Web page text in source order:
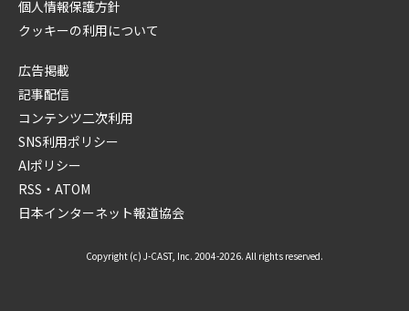
個人情報保護方針
クッキーの利用について
広告掲載
記事配信
コンテンツ二次利用
SNS利用ポリシー
AIポリシー
RSS・ATOM
日本インターネット報道協会
Copyright (c) J-CAST, Inc. 2004-2026. All rights reserved.